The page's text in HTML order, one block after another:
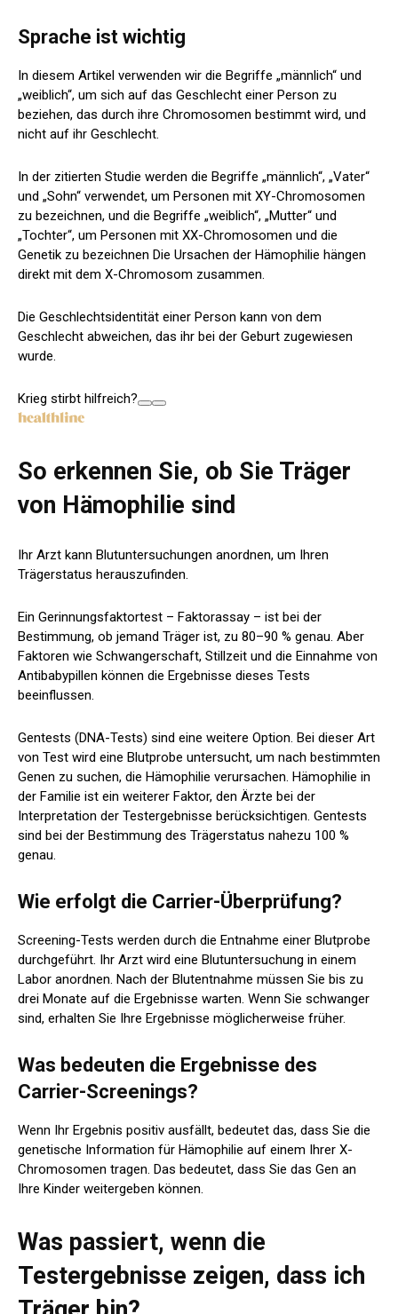
Sprache ist wichtig
In diesem Artikel verwenden wir die Begriffe „männlich“ und
„weiblich“, um sich auf das Geschlecht einer Person zu
beziehen, das durch ihre Chromosomen bestimmt wird, und
nicht auf ihr Geschlecht.
In der zitierten Studie werden die Begriffe „männlich“, „Vater“
und „Sohn“ verwendet, um Personen mit XY-Chromosomen
zu bezeichnen, und die Begriffe „weiblich“, „Mutter“ und
„Tochter“, um Personen mit XX-Chromosomen und die
Genetik zu bezeichnen Die Ursachen der Hämophilie hängen
direkt mit dem X-Chromosom zusammen.
Die Geschlechtsidentität einer Person kann von dem
Geschlecht abweichen, das ihr bei der Geburt zugewiesen
wurde.
Krieg stirbt hilfreich?
So erkennen Sie, ob Sie Träger
von Hämophilie sind
Ihr Arzt kann Blutuntersuchungen anordnen, um Ihren
Trägerstatus herauszufinden.
Ein Gerinnungsfaktortest – Faktorassay – ist bei der
Bestimmung, ob jemand Träger ist, zu 80–90 % genau. Aber
Faktoren wie Schwangerschaft, Stillzeit und die Einnahme von
Antibabypillen können die Ergebnisse dieses Tests
beeinflussen.
Gentests (DNA-Tests) sind eine weitere Option. Bei dieser Art
von Test wird eine Blutprobe untersucht, um nach bestimmten
Genen zu suchen, die Hämophilie verursachen. Hämophilie in
der Familie ist ein weiterer Faktor, den Ärzte bei der
Interpretation der Testergebnisse berücksichtigen. Gentests
sind bei der Bestimmung des Trägerstatus nahezu 100 %
genau.
Wie erfolgt die Carrier-Überprüfung?
Screening-Tests werden durch die Entnahme einer Blutprobe
durchgeführt. Ihr Arzt wird eine Blutuntersuchung in einem
Labor anordnen. Nach der Blutentnahme müssen Sie bis zu
drei Monate auf die Ergebnisse warten. Wenn Sie schwanger
sind, erhalten Sie Ihre Ergebnisse möglicherweise früher.
Was bedeuten die Ergebnisse des
Carrier-Screenings?
Wenn Ihr Ergebnis positiv ausfällt, bedeutet das, dass Sie die
genetische Information für Hämophilie auf einem Ihrer X-
Chromosomen tragen. Das bedeutet, dass Sie das Gen an
Ihre Kinder weitergeben können.
Was passiert, wenn die
Testergebnisse zeigen, dass ich